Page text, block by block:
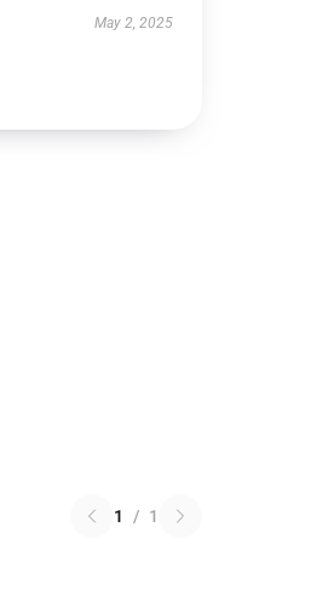
May 2, 2025
1 / 1